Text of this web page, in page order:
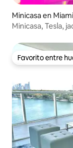
Minicasa en
Minicasa, Tesla,
Favorito entre
Favorito entre